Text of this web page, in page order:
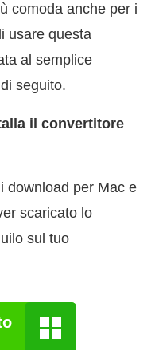
comoda anche per i
usare questa
al semplice
seguito.
il convertitore
download per Mac e
scaricato lo
sul tuo